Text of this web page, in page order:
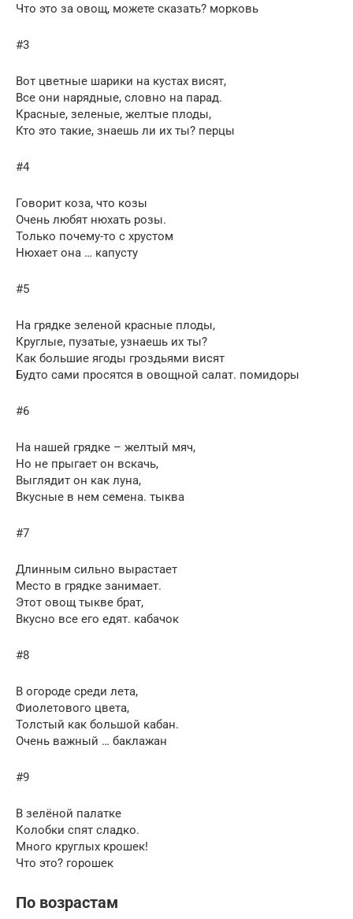
Что это за овощ, можете сказать? морковь
#3
Вот цветные шарики на кустах висят,
Все они нарядные, словно на парад.
Красные, зеленые, желтые плоды,
Кто это такие, знаешь ли их ты? перцы
#4
Говорит коза, что козы
Очень любят нюхать розы.
Только почему-то с хрустом
Нюхает она … капусту
#5
На грядке зеленой красные плоды,
Круглые, пузатые, узнаешь их ты?
Как большие ягоды гроздьями висят
Будто сами просятся в овощной салат. помидоры
#6
На нашей грядке – желтый мяч,
Но не прыгает он вскачь,
Выглядит он как луна,
Вкусные в нем семена. тыква
#7
Длинным сильно вырастает
Место в грядке занимает.
Этот овощ тыкве брат,
Вкусно все его едят. кабачок
#8
В огороде среди лета,
Фиолетового цвета,
Толстый как большой кабан.
Очень важный … баклажан
#9
В зелёной палатке
Колобки спят сладко.
Много круглых крошек!
Что это? горошек
По возрастам